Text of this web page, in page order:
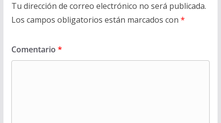
Tu dirección de correo electrónico no será publicada.
Los campos obligatorios están marcados con *
Comentario *